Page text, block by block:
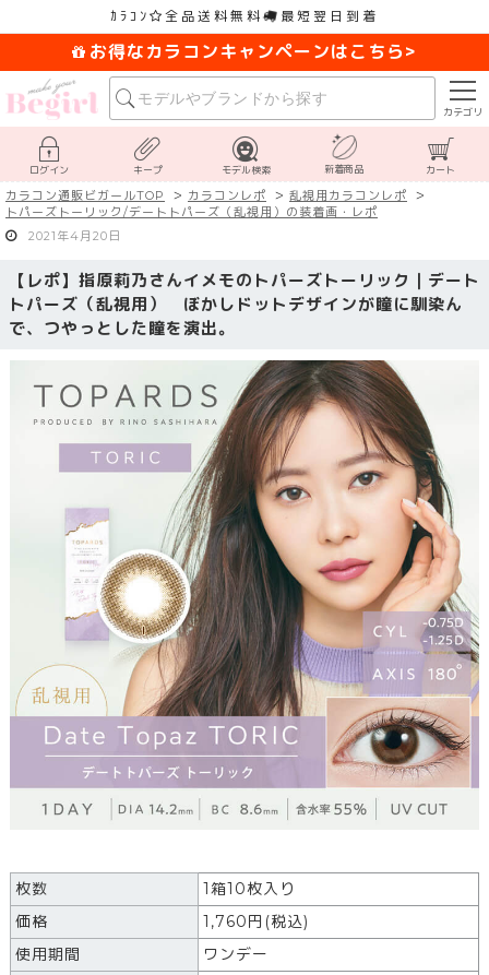
ｶﾗｺﾝ 全品送料無料 最短翌日到着
お得なカラコンキャンペーンはこちら>
カテゴリ
ログイン キープ モデル検索 新着商品 カート
カラコン通販ビガールTOP カラコンレポ
乱視用カラコンレポ
トパーズトーリック/デートトパーズ（乱視用）の装着画・レポ
2021年4月20日
【レポ】指原莉乃さんイメモのトパーズトーリック｜デート
トパーズ（乱視用） ぼかしドットデザインが瞳に馴染ん
で、つやっとした瞳を演出。
枚数
1箱10枚入り
価格
1,760円 (税込)
使用期間
ワンデー